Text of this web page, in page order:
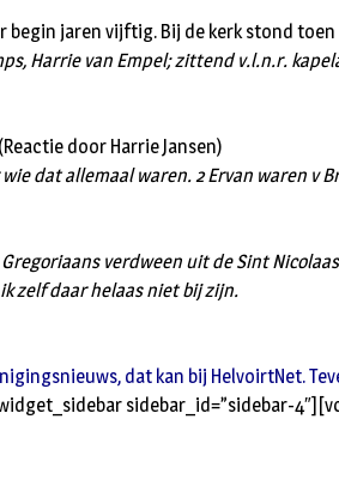
begin jaren vijftig. Bij de kerk stond
Harrie van Empel; zittend v.l.n.r.
door Harrie Jansen)
dat allemaal waren. 2 Ervan waren v
verdween uit de Sint
zelf daar helaas niet bij zijn.
dat kan bij HelvoirtNet.
sidebar_id=”sidebar-